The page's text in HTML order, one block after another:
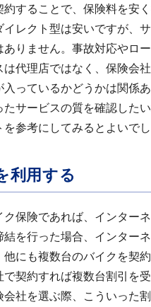
することで、保険料を安
イレクト型は安いですが、
ありません。事故対応やロ
は代理店ではなく、保険会
っているかどうかは関係
サービスの質を確認したい
参考にしてみるとよいでし
利用する
ク保険であれば、インター
を行った場合、インター
他にも複数台のバイクを契
契約すれば複数台割引を
会社を選ぶ際、こういった